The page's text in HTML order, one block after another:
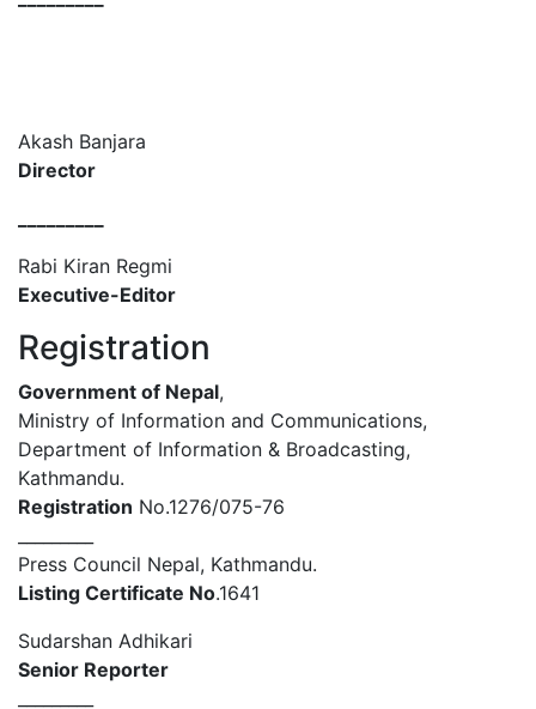
Akash Banjara
Director
Rabi Kiran Regmi
Executive-Editor
Registration
Government of Nepal,
Ministry of Information and Communications,
Department of Information & Broadcasting,
Kathmandu.
Registration No.1276/075-76
Press Council Nepal, Kathmandu.
Listing Certificate No.1641
Sudarshan Adhikari
Senior Reporter